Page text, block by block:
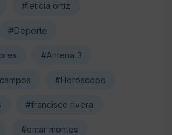
#leticia ortiz
#Deporte
#Antena 3
#Horóscopo
#francisco rivera
#omar montes